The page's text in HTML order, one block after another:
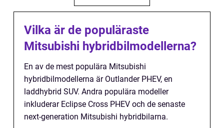
Vilka är de populäraste
Mitsubishi hybridbilmodellerna?
En av de mest populära Mitsubishi
hybridbilmodellerna är Outlander PHEV, en
laddhybrid SUV. Andra populära modeller
inkluderar Eclipse Cross PHEV och de senaste
next-generation Mitsubishi hybridbilarna.